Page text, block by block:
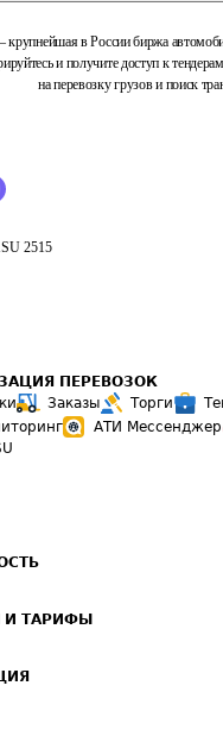
в России биржа
и получите доступ к
на перевозку грузов и поиск
2515
ПЕРЕВОЗОК
Заказы Торги
АТИ Мессенджер
вашем сайте
И ТАРИФЫ